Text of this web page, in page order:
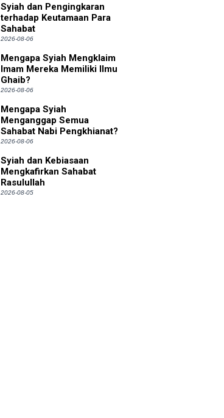
Syiah dan Pengingkaran
terhadap Keutamaan Para
Sahabat
2026-08-06
Mengapa Syiah Mengklaim
Imam Mereka Memiliki Ilmu
Ghaib?
2026-08-06
Mengapa Syiah
Menganggap Semua
Sahabat Nabi Pengkhianat?
2026-08-06
Syiah dan Kebiasaan
Mengkafirkan Sahabat
Rasulullah
2026-08-05